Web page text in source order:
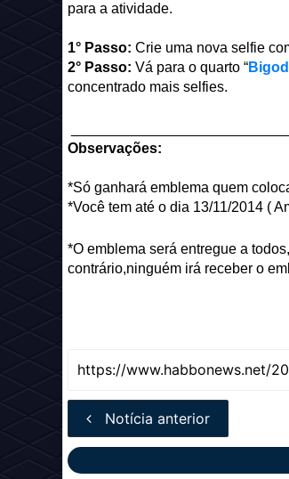
para a atividade.
1° Passo: Crie uma nova selfie
2° Passo: Vá para o quarto “
concentrado mais selfies.
Observações:
*Só ganhará emblema quem
*Você tem até o dia 13/11/2014 (
*O emblema será entregue a
contrário,ninguém irá receber o
Notícia anterior